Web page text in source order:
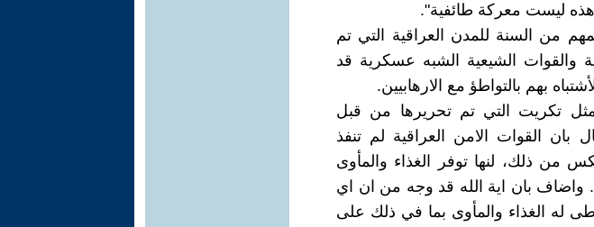
هذه ليست معركة طائفية".‏
من السنة للمدن العراقية التي تم
والقوات الشيعية الشبه عسكرية قد
بهم بالتواطؤ مع ‏الارهابيين.
تكريت التي تم تحريرها من قبل
القوات الامن العراقية لم تنفذ
ذلك، لنها توفر ‏الغذاء والمأوى
بان اية الله قد وجه من ان اي
الغذاء والمأوى بما في ذلك على